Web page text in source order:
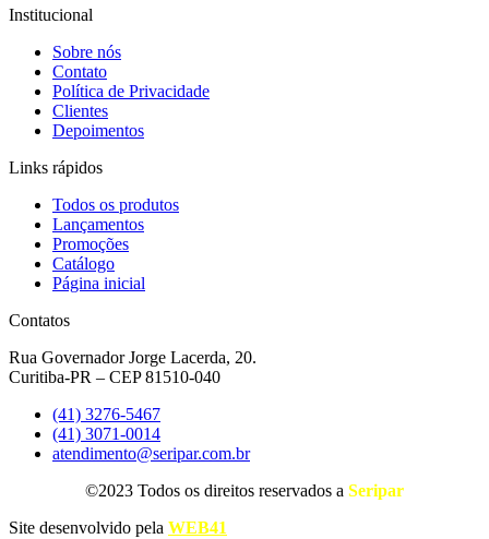
Institucional
Sobre nós
Contato
Política de Privacidade
Clientes
Depoimentos
Links rápidos
Todos os produtos
Lançamentos
Promoções
Catálogo
Página inicial
Contatos
Rua Governador Jorge Lacerda, 20.
Curitiba-PR – CEP 81510-040
(41) 3276-5467
(41) 3071-0014
atendimento@seripar.com.br
©2023 Todos os direitos reservados a Seripar
Site desenvolvido pela WEB41